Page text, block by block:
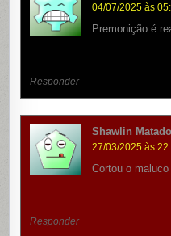
04/07/2025 às
Premonição é
Responder
Shawlin
27/03/2025 às
Cortou o
Responder